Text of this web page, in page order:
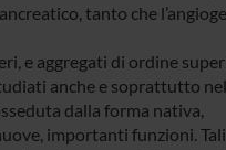
tanto che
e aggregati di ordine
anche e soprattutto
dalla forma nativa,
importanti funzioni. Tali